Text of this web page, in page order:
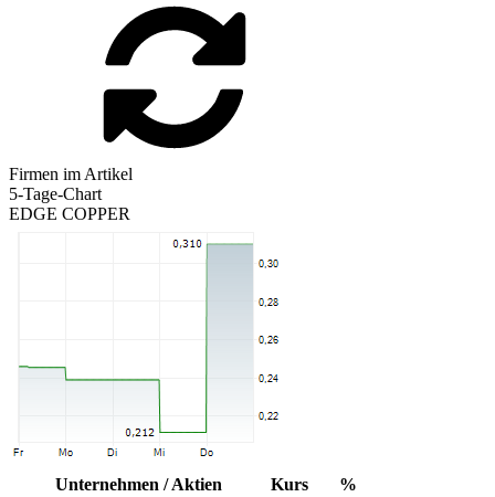
Firmen im Artikel
5-Tage-Chart
EDGE COPPER
Unternehmen / Aktien Kurs
%